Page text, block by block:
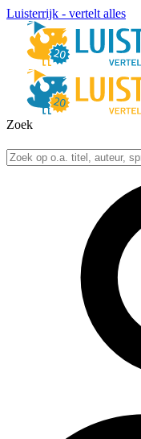
Luisterrijk - vertelt alles
Zoek